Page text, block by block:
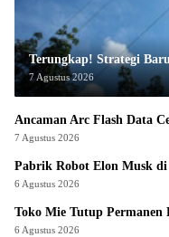
Terungkap! Strategi
7 Agustus 2026
Ancaman Arc Flash Data
7 Agustus 2026
Pabrik Robot Elon Musk
6 Agustus 2026
Toko Mie Tutup Permanen
6 Agustus 2026